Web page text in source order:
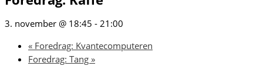
3. november @ 18:45 - 21:00
« Foredrag: Kvantecomputeren
Foredrag: Tang »